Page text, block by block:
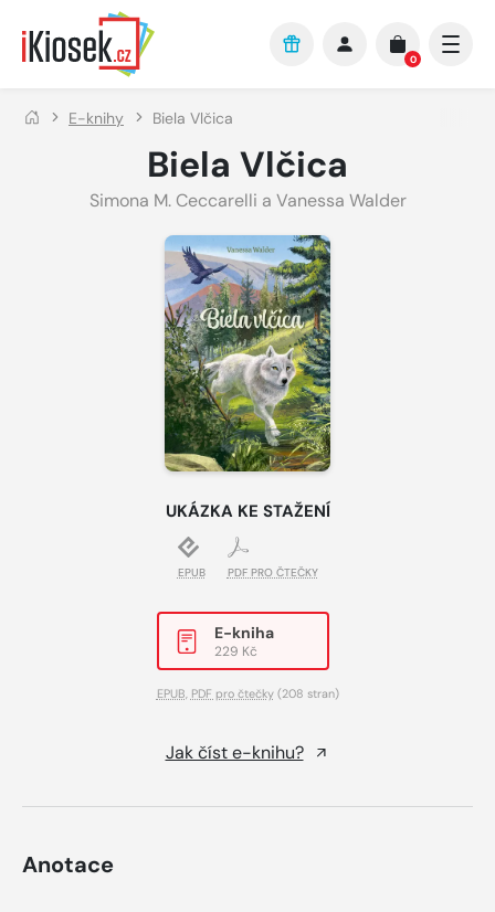
Přejít na hlavní obsah
0
E-knihy Biela Vlčica
Biela Vlčica
Simona M. Ceccarelli a Vanessa Walder
UKÁZKA KE STAŽENÍ
EPUB PDF PRO ČTEČKY
E-kniha
229 Kč
EPUB, PDF pro čtečky(208 stran)
Jak číst e-knihu?
Anotace